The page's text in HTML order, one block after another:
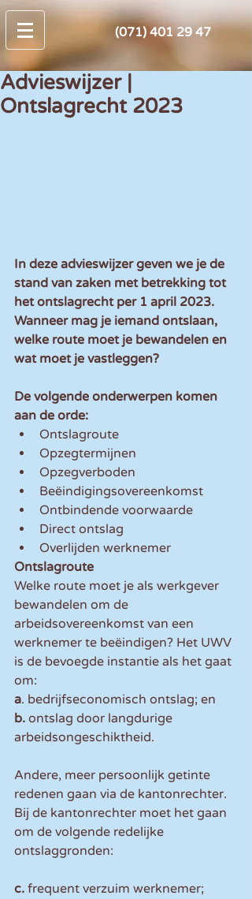
(071) 401 29 47
Advieswijzer |
Ontslagrecht 2023
In deze advieswijzer geven we je de
stand van zaken met betrekking tot
het ontslagrecht per 1 april 2023.
Wanneer mag je iemand ontslaan,
welke route moet je bewandelen en
wat moet je vastleggen?
De volgende onderwerpen komen
aan de orde:
Ontslagroute
Opzegtermijnen
Opzegverboden
Beëindigingsovereenkomst
Ontbindende voorwaarde
Direct ontslag
Overlijden werknemer
Ontslagroute
Welke route moet je als werkgever
bewandelen om de
arbeidsovereenkomst van een
werknemer te beëindigen? Het UWV
is de bevoegde instantie als het gaat
om:
a. bedrijfseconomisch ontslag; en
b. ontslag door langdurige
arbeidsongeschiktheid.
Andere, meer persoonlijk getinte
redenen gaan via de kantonrechter.
Bij de kantonrechter moet het gaan
om de volgende redelijke
ontslaggronden:
c. frequent verzuim werknemer;